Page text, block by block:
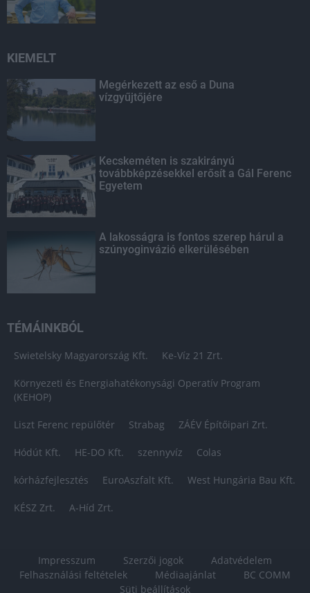
KIEMELT
Megérkezett az eső a Duna
vízgyűjtőjére
Kecskeméten is szakirányú
továbbképzésekkel erősít a Gál Ferenc
Egyetem
A lakosságra is fontos szerep hárul a
szúnyoginvázió elkerülésében
TÉMÁINKBÓL
Swietelsky Magyarország Kft. Ke-Víz 21 Zrt.
Környezeti és Energiahatékonysági Operatív Program
(KEHOP)
Liszt Ferenc repülőtér Strabag ZÁÉV Építőipari Zrt.
Hódút Kft. HE-DO Kft. szennyvíz Colas
kórházfejlesztés EuroAszfalt Kft. West Hungária Bau Kft.
KÉSZ Zrt. A-Híd Zrt.
Impresszum Szerzői jogok
Adatvédelem
Felhasználási feltételek
Médiaajánlat
BC COMM
Süti beállítások